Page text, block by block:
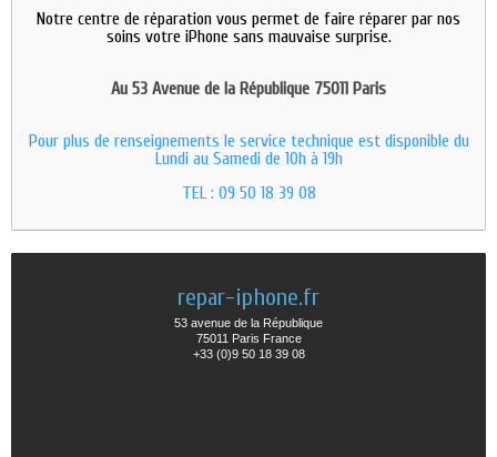
Notre centre de réparation vous permet de faire réparer par nos
soins votre iPhone sans mauvaise surprise.
Au 53 Avenue de la République 75011 Paris
Pour plus de renseignements le service technique est disponible du
Lundi au Samedi de 10h à 19h
TEL : 09 50 18 39 08
repar-iphone.fr
53 avenue de la République
75011 Paris France
+33 (0)9 50 18 39 08